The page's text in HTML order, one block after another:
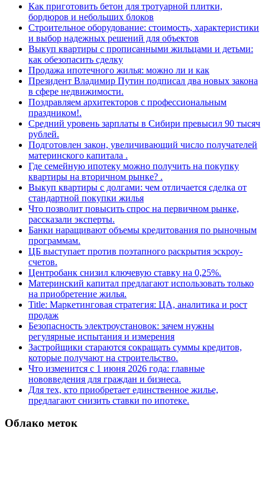
Как приготовить бетон для тротуарной плитки,
бордюров и небольших блоков
Строительное оборудование: стоимость, характеристики
и выбор надежных решений для объектов
Выкуп квартиры с прописанными жильцами и детьми:
как обезопасить сделку
Продажа ипотечного жилья: можно ли и как
Президент Владимир Путин подписал два новых закона
в сфере недвижимости.
Поздравляем архитекторов с профессиональным
праздником!.
Средний уровень зарплаты в Сибири превысил 90 тысяч
рублей.
Подготовлен закон, увеличивающий число получателей
материнского капитала .
Где семейную ипотеку можно получить на покупку
квартиры на вторичном рынке? .
Выкуп квартиры с долгами: чем отличается сделка от
стандартной покупки жилья
Что позволит повысить спрос на первичном рынке,
рассказали эксперты.
Банки наращивают объемы кредитования по рыночным
программам.
ЦБ выступает против поэтапного раскрытия эскроу-
счетов.
Центробанк снизил ключевую ставку на 0,25%.
Материнский капитал предлагают использовать только
на приобретение жилья.
Title: Маркетинговая стратегия: ЦА, аналитика и рост
продаж
Безопасность электроустановок: зачем нужны
регулярные испытания и измерения
Застройщики стараются сокращать суммы кредитов,
которые получают на строительство.
Что изменится с 1 июня 2026 года: главные
нововведения для граждан и бизнеса.
Для тех, кто приобретает единственное жилье,
предлагают снизить ставки по ипотеке.
Облако меток